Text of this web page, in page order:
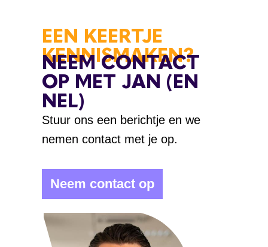
EEN KEERTJE
KENNISMAKEN?
NEEM CONTACT
OP MET JAN (EN
NEL)
Stuur ons een berichtje en we
nemen contact met je op.
Neem contact op